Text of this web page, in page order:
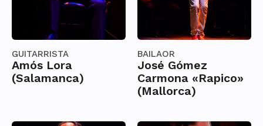
GUITARRISTA
Amós Lora
(Salamanca)
BAILAOR
José Gómez
Carmona «Rapico»
(Mallorca)